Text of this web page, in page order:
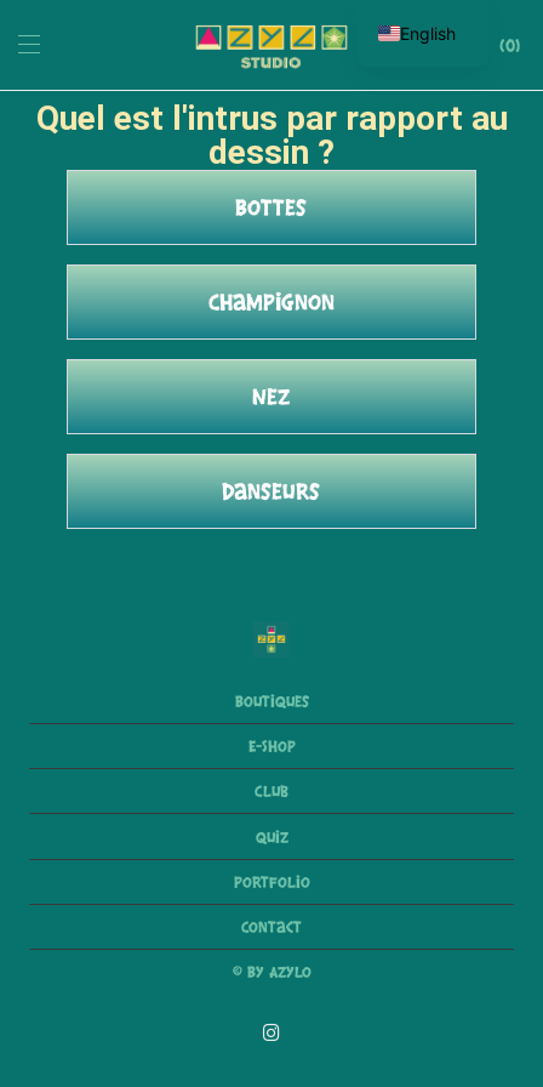
0
Quel est l'intrus par rapport au
dessin ?
Bottes
Champignon
Nez
Danseurs
Boutiques
E-Shop
Club
Quiz
Portfolio
Contact
© By Azylo
English